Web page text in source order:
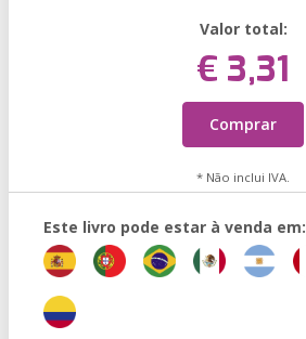
Valor total:
€ 3,31
Comprar
* Não inclui IVA.
Este livro pode estar à venda em: